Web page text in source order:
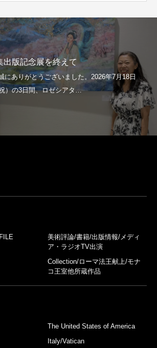
出版記念展を終えて
美術評論/書籍/出版情報/メディ
ア・ラジオTV出演
Collection/ローマ法王献上/モナ
コ王室他所蔵作品
The United States of America
Italy/Vatican